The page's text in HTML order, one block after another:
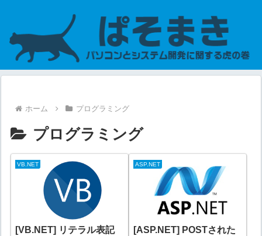
ホーム プログラミング
プログラミング
VB.NET
[VB.NET] リテラル表記
ASP.NET
[ASP.NET] POSTされた